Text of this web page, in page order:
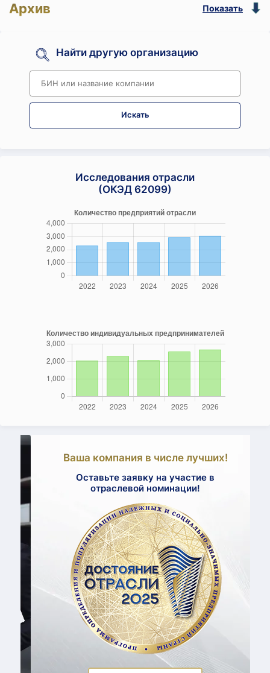
Архив Показать
Найти другую организацию
Искать
Исследования отрасли
(ОКЭД 62099)
Ваша компания в числе лучших!
Оставьте заявку на участие в
отраслевой номинации!